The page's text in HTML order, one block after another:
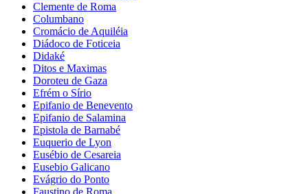
Clemente de Roma
Columbano
Cromácio de Aquiléia
Diádoco de Foticeia
Didaké
Ditos e Maximas
Doroteu de Gaza
Efrém o Sírio
Epifanio de Benevento
Epifanio de Salamina
Epistola de Barnabé
Euquerio de Lyon
Eusébio de Cesareia
Eusebio Galicano
Evágrio do Ponto